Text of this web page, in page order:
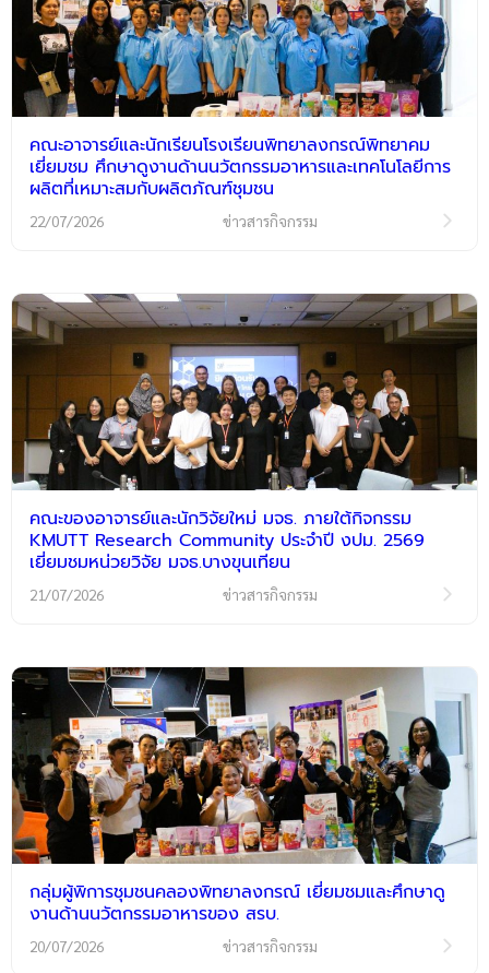
คณะอาจารย์และนักเรียนโรงเรียนพิทยาลงกรณ์พิทยาคม
เยี่ยมชม ศึกษาดูงานด้านนวัตกรรมอาหารและเทคโนโลยีการ
ผลิตที่เหมาะสมกับผลิตภัณฑ์ชุมชน
22/07/2026 ข่าวสารกิจกรรม
คณะของอาจารย์และนักวิจัยใหม่ มจธ. ภายใต้กิจกรรม
KMUTT Research Community ประจำปี งปม. 2569
เยี่ยมชมหน่วยวิจัย มจธ.บางขุนเทียน
21/07/2026 ข่าวสารกิจกรรม
กลุ่มผู้พิการชุมชนคลองพิทยาลงกรณ์ เยี่ยมชมและศึกษาดู
งานด้านนวัตกรรมอาหารของ สรบ.
20/07/2026 ข่าวสารกิจกรรม